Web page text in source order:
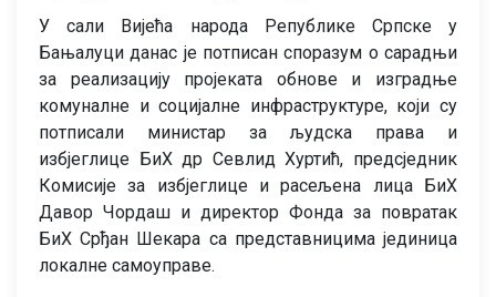
У сали Вијећа народа Републике Српске у
Бањалуци данас је потписан споразум о сарадњи
за реализацију пројеката обнове и изградње
комуналне и социјалне инфраструктуре, који су
потписали министар за људска права и
избјеглице БиХ др Севлид Хуртић, предсједник
Комисије за избјеглице и расељена лица БиХ
Давор Чордаш и директор Фонда за повратак
БиХ Срђан Шекара са представницима јединица
локалне самоуправе.